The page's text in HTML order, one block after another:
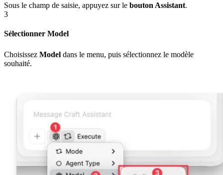
Sous le champ de saisie, appuyez sur le bouton Assistant.
3
Sélectionner Model
Choisissez Model dans le menu, puis sélectionnez le modèle
souhaité.